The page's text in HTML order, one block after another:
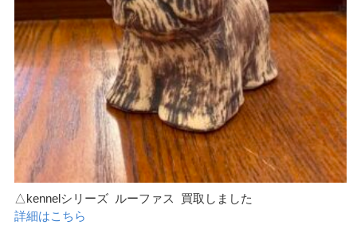
△kennelシリーズ ルーファス 買取しました
詳細はこちら